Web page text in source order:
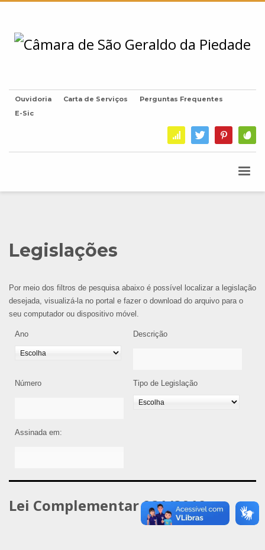
Ouvidoria Carta de Serviços
Perguntas Frequentes
E-Sic
Legislações
Por meio dos filtros de pesquisa abaixo é possível localizar a legislação
desejada, visualizá-la no portal e fazer o download do arquivo para o
seu computador ou dispositivo móvel.
Ano Descrição
Número Tipo de Legislação
Assinada em:
Lei Complementar 021/2019